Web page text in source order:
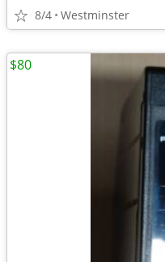
8/4 Westminster
$80